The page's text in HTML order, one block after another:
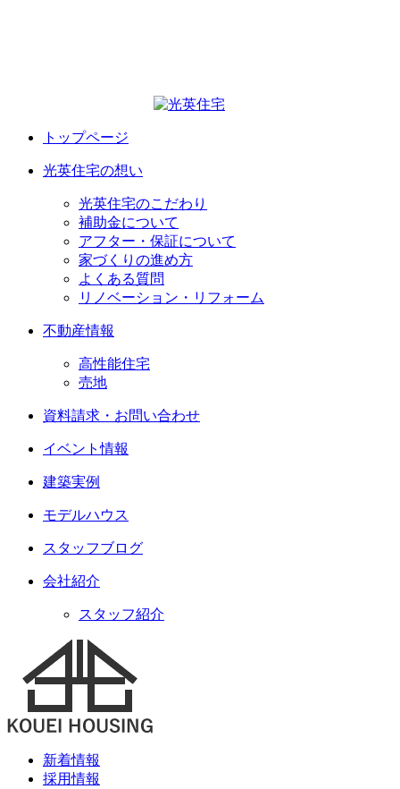
トップページ
光英住宅の想い
光英住宅のこだわり
補助金について
アフター・保証について
家づくりの進め方
よくある質問
リノベーション・リフォーム
不動産情報
高性能住宅
売地
資料請求・お問い合わせ
イベント情報
建築実例
モデルハウス
スタッフブログ
会社紹介
スタッフ紹介
新着情報
採用情報